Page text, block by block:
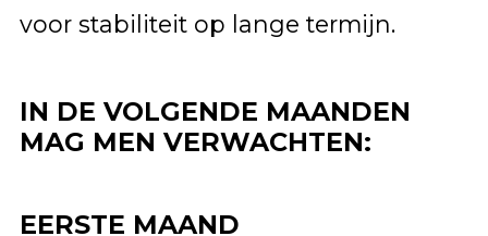
voor stabiliteit op lange termijn.
IN DE VOLGENDE MAANDEN
MAG MEN VERWACHTEN:
EERSTE MAAND